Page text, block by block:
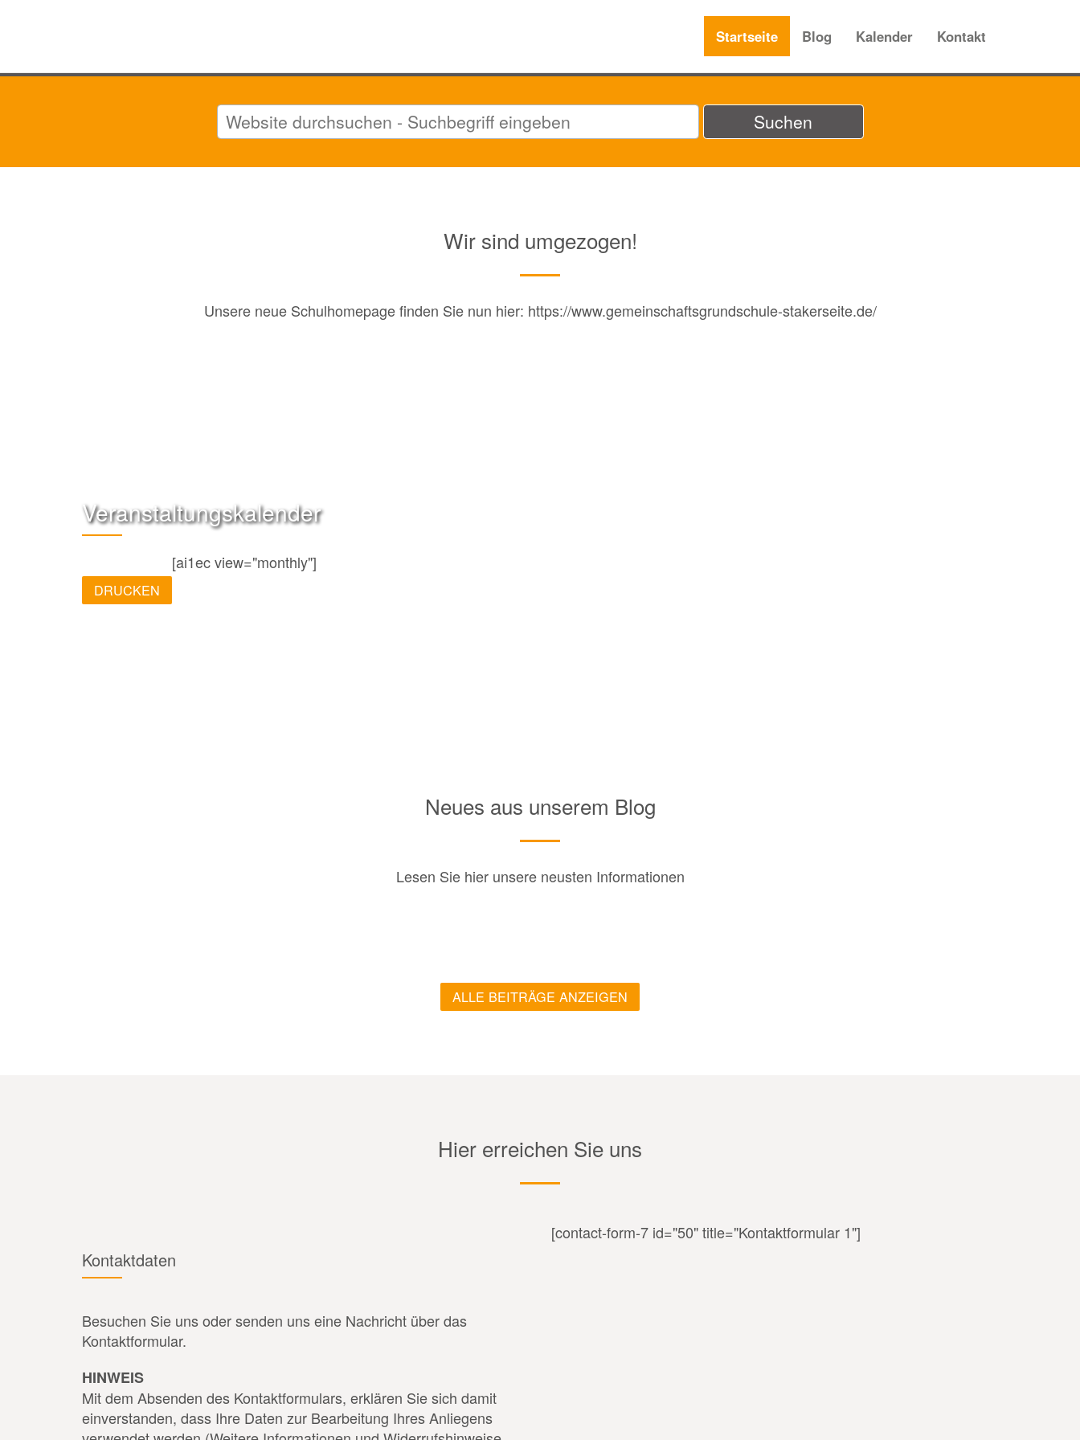
Startseite Blog Kalender Kontakt
Wir sind umgezogen!
Unsere neue Schulhomepage finden Sie nun hier: https://www.gemeinschaftsgrundschule-stakerseite.de/
Veranstaltungskalender
DRUCKEN
[ai1ec view="monthly"]
Neues aus unserem Blog
Lesen Sie hier unsere neusten Informationen
ALLE BEITRÄGE ANZEIGEN
Hier erreichen Sie uns
Kontaktdaten
Besuchen Sie uns oder senden uns eine Nachricht über das
Kontaktformular.
HINWEIS
Mit dem Absenden des Kontaktformulars, erklären Sie sich damit
einverstanden, dass Ihre Daten zur Bearbeitung Ihres Anliegens
[contact-form-7 id="50" title="Kontaktformular 1"]